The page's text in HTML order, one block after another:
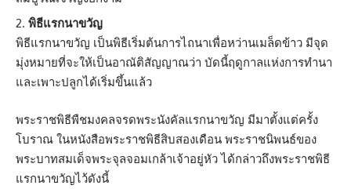
พิธีแรกนาขวัญ
พิธีแรกนาขวัญ เป็นพิธีเริ่มต้นการไถนาเพื่อหว่านเมล็ดข้าว มีจุด
มุ่งหมายที่จะให้เป็นอาณัติสัญญาณว่า บัดนี้ฤดูกาลแห่งการทำนา
และเพาะปลูกได้เริ่มขึ้นแล้ว
พระราชพิธีพืชมงคลจรดพระนังคัลแรกนาขวัญ มีมาตั้งแต่ครั้ง
โบราณ ในหนังสือพระราชพิธีสิบสองเดือน พระราชนิพนธ์ของ
พระบาทสมเด็จพระจุลจอมเกล้าเจ้าอยู่หัว ได้กล่าวถึงพระราชพิธี
แรกนาขวัญไว้ดังนี้